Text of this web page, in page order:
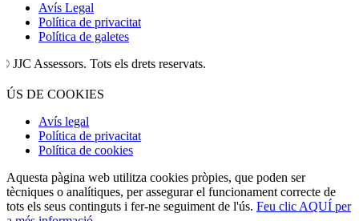
Avís Legal
Política de privacitat
Política de galetes
Assessors. Tots els drets reservats.
ÚS DE COOKIES
Avís legal
Política de privacitat
Política de cookies
Aquesta pàgina web utilitza cookies pròpies, que poden ser
tècniques o analítiques, per assegurar el funcionament correcte de
tots els seus continguts i fer-ne seguiment de l'ús. Feu clic AQUÍ per